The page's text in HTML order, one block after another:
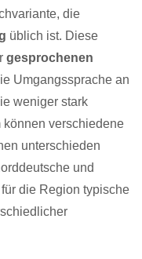
die
üblich ist. Diese
gesprochenen
Umgangssprache an
weniger stark
können verschiedene
unterschieden
und
die Region typische